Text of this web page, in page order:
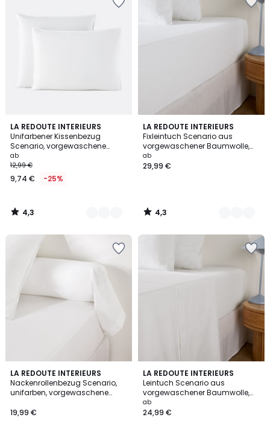
LA REDOUTE INTERIEURS
Unifarbener Kissenbezug
Scenario, vorgewaschene
Baumwolle
ab
12,99 €
9,74 € -25%
4,3
/ 5
19
Farben
4,3
/
LA REDOUTE INTERIEURS
Fixleintuch Scenario aus
vorgewaschener Baumwolle,
Steg 30 cm
ab
29,99 €
4,3
/ 5
19
Farben
4,3
/
LA REDOUTE INTERIEURS
Nackenrollenbezug Scenario,
unifarben, vorgewaschene
19,99 €
4,4
/ 5
14
Farben
LA REDOUTE INTERIEURS
Leintuch Scenario aus
vorgewaschener Baumwolle,
uni
ab
24,99 €
4,3
/ 5
18
Farben